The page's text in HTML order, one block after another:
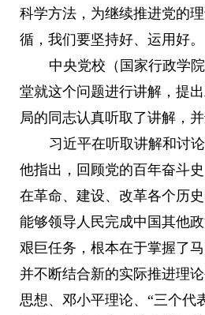
科学方法，为继续推进党的
循，我们要坚持好、运用好。
中央党校（国家行政学
堂就这个问题进行讲解，提
局的同志认真听取了讲解，并
习近平在听取讲解和讨
他指出，回顾党的百年奋斗
在革命、建设、改革各个历
能够领导人民完成中国其他
艰巨任务，根本在于掌握了
并不断结合新的实际推进理
思想、邓小平理论、“三个代